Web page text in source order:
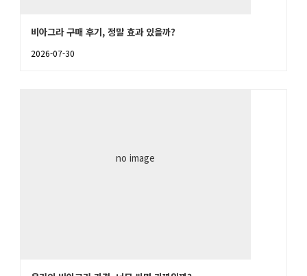
비아그라 구매 후기, 정말 효과 있을까?
2026-07-30
no image